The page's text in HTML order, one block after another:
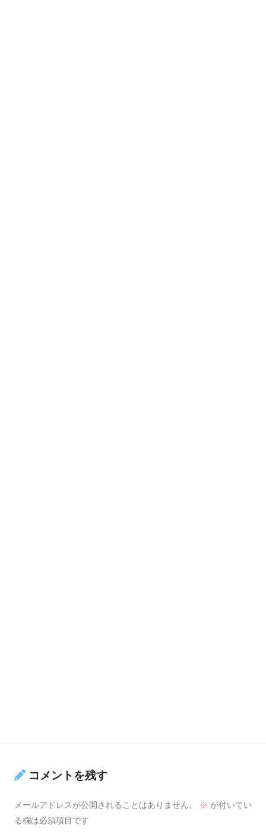
コメントを残す
メールアドレスが公開されることはありません。 ※ が付いてい
る欄は必須項目です